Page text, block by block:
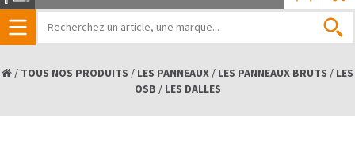
/ TOUS NOS PRODUITS / LES PANNEAUX / LES PANNEAUX BRUTS / LES
OSB / LES DALLES